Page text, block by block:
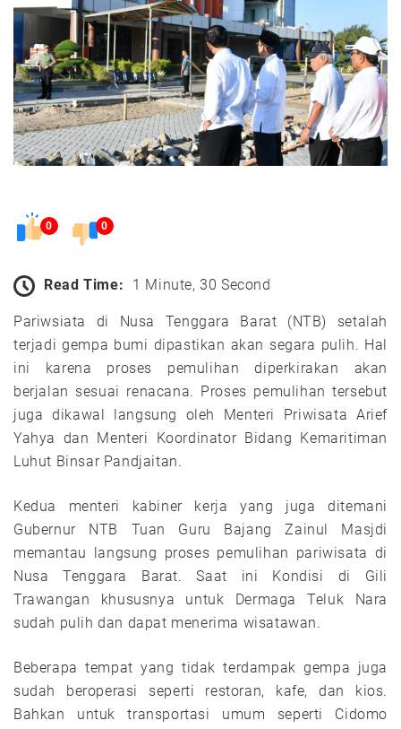
0 0
Read Time: 1 Minute, 30 Second
Pariwsiata di Nusa Tenggara Barat (NTB) setalah
terjadi gempa bumi dipastikan akan segara pulih. Hal
ini karena proses pemulihan diperkirakan akan
berjalan sesuai renacana. Proses pemulihan tersebut
juga dikawal langsung oleh Menteri Priwisata Arief
Yahya dan Menteri Koordinator Bidang Kemaritiman
Luhut Binsar Pandjaitan.
Kedua menteri kabiner kerja yang juga ditemani
Gubernur NTB Tuan Guru Bajang Zainul Masjdi
memantau langsung proses pemulihan pariwisata di
Nusa Tenggara Barat. Saat ini Kondisi di Gili
Trawangan khususnya untuk Dermaga Teluk Nara
sudah pulih dan dapat menerima wisatawan.
Beberapa tempat yang tidak terdampak gempa juga
sudah beroperasi seperti restoran, kafe, dan kios.
Bahkan untuk transportasi umum seperti Cidomo